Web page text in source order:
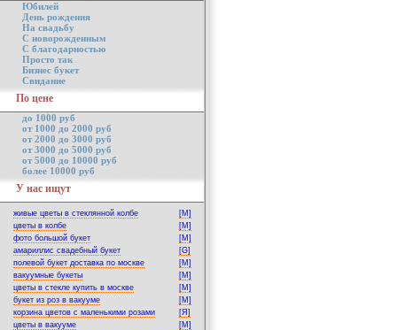
Юбилей
День рождения
На свадьбу
С новорожденным
С благодарностью
Просто так
Бизнес букет
Свидание
По цене
до 1000 руб
от 1000 до 2000 руб
от 2000 до 3000 руб
от 3000 до 5000 руб
от 5000 до 10000 руб
более 10000 руб
У нас ищут
живые цветы в стеклянной колбе
[M]
цветы в колбе
[M]
фото большой букет
[M]
амариллис свадебный букет
[G]
полевой букет доставка по москве
[M]
вакуумные букеты
[M]
цветы в стекле купить в москве
[M]
букет из роз в вакууме
[M]
корзина цветов с маленькими розами
[Я]
цветы в вакууме
[M]